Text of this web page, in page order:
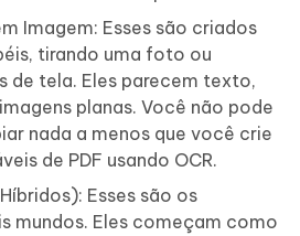
Imagem: Esses são criados
tirando uma foto ou
de tela. Eles parecem texto,
planas. Você não pode
nada a menos que você crie
de PDF usando OCR.
Híbridos): Esses são os
mundos. Eles começam como